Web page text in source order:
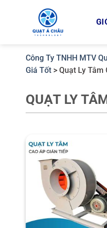
Công Ty TNHH MTV
Giá Tốt > Quạt Ly
QUẠT LY